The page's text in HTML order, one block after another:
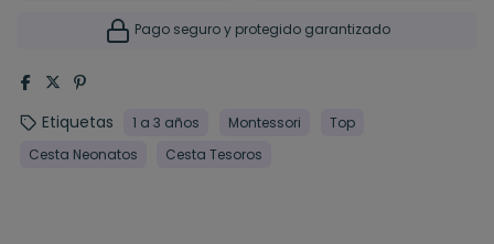
Pago seguro y protegido garantizado
Etiquetas 1 a 3 años Montessori
Top
Cesta Neonatos
Cesta Tesoros